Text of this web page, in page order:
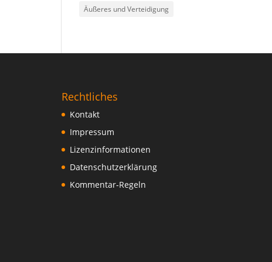
Äußeres und Verteidigung
Rechtliches
Kontakt
Impressum
Lizenzinformationen
Datenschutzerklärung
Kommentar-Regeln